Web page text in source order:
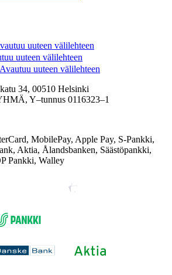
uuteen välilehteen
uuteen välilehteen
Avautuu uuteen välilehteen
34, 00510 Helsinki
Y–tunnus 0116323–1
MobilePay, Apple Pay, S-Pankki,
Aktia, Ålandsbanken, Säästöpankki,
Pankki, Walley